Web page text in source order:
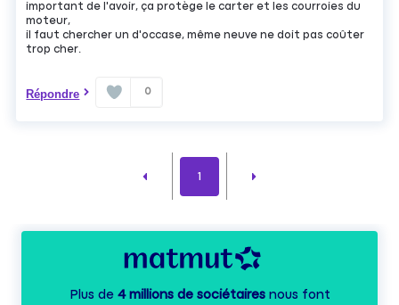
important de l'avoir, ça protège le carter et les courroies du
moteur,
il faut chercher un d'occase, même neuve ne doit pas coûter
trop cher.
Répondre 0
1
Plus de 4 millions de sociétairesnous font